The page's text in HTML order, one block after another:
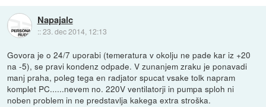
Napajalc
::23. dec 2014, 12:13
Govora je o 24/7 uporabi (temeratura v okolju ne pade kar iz +20
na -5), se pravi kondenz odpade. V zunanjem zraku je ponavadi
manj praha, poleg tega en radjator spucat vsake tolk napram
komplet PC......nevem no. 220V ventilatorji in pumpa sploh ni
noben problem in ne predstavlja kakega extra stroška.